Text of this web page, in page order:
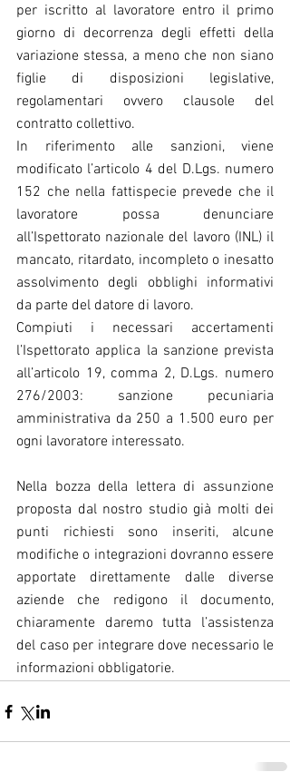
per iscritto al lavoratore entro il primo
giorno di decorrenza degli effetti della
variazione stessa, a meno che non siano
figlie di disposizioni legislative,
regolamentari ovvero clausole del
contratto collettivo.
In riferimento alle sanzioni, viene
modificato l’articolo 4 del D.Lgs. numero
152 che nella fattispecie prevede che il
lavoratore possa denunciare
all’Ispettorato nazionale del lavoro (INL) il
mancato, ritardato, incompleto o inesatto
assolvimento degli obblighi informativi
da parte del datore di lavoro.
Compiuti i necessari accertamenti
l’Ispettorato applica la sanzione prevista
all’articolo 19, comma 2, D.Lgs. numero
276/2003: sanzione pecuniaria
amministrativa da 250 a 1.500 euro per
ogni lavoratore interessato.
Nella bozza della lettera di assunzione
proposta dal nostro studio già molti dei
punti richiesti sono inseriti, alcune
modifiche o integrazioni dovranno essere
apportate direttamente dalle diverse
aziende che redigono il documento,
chiaramente daremo tutta l’assistenza
del caso per integrare dove necessario le
informazioni obbligatorie.